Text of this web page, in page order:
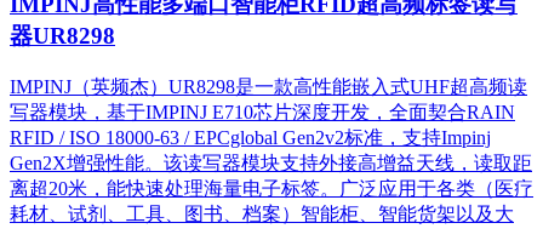
器UR8298
IMPINJ（英频杰）UR8298是一款高性能嵌入式UHF超高频读
写器模块，基于IMPINJ E710芯片深度开发，全面契合RAIN
RFID / ISO 18000-63 / EPCglobal Gen2v2标准，支持Impinj
Gen2X增强性能。该读写器模块支持外接高增益天线，读取距
离超20米，能快速处理海量电子标签。广泛应用于各类（医疗
耗材、试剂、工具、图书、档案）智能柜、智能货架以及大